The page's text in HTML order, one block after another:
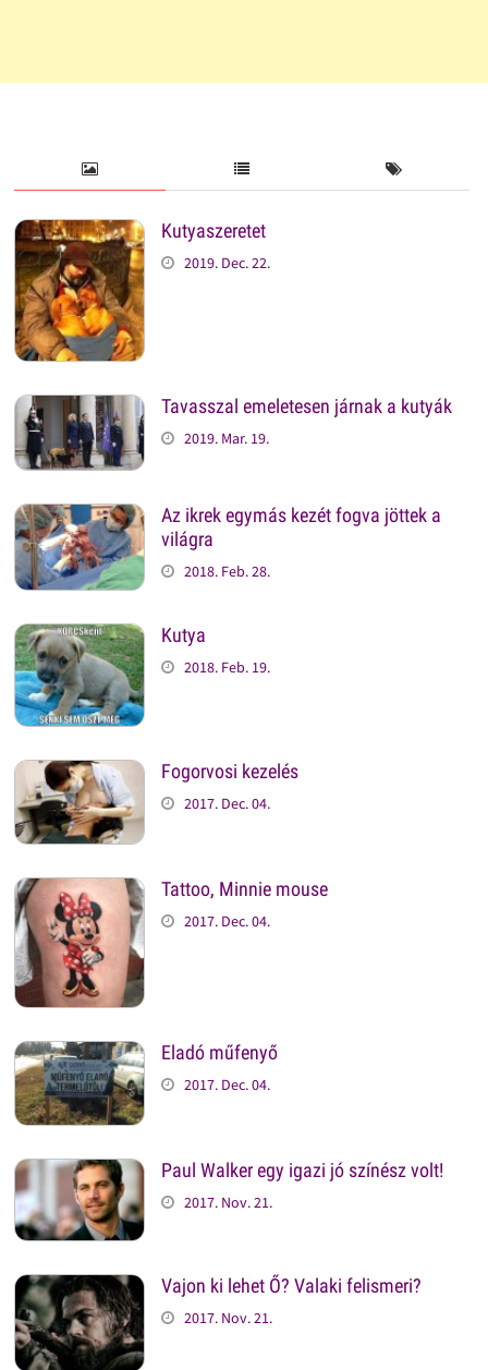
Kutyaszeretet
2019. Dec. 22.
Tavasszal emeletesen járnak a kutyák
2019. Mar. 19.
Az ikrek egymás kezét fogva jöttek a
világra
2018. Feb. 28.
Kutya
2018. Feb. 19.
Fogorvosi kezelés
2017. Dec. 04.
Tattoo, Minnie mouse
2017. Dec. 04.
Eladó műfenyő
2017. Dec. 04.
Paul Walker egy igazi jó színész volt!
2017. Nov. 21.
Vajon ki lehet Ő? Valaki felismeri?
2017. Nov. 21.